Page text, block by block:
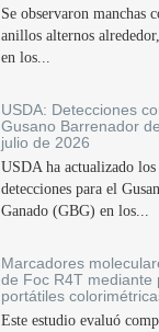
Se observaron manchas
anillos alternos
en los...
USDA: Detecciones
Gusano Barrenador
julio de 2026
USDA ha actualizado los
detecciones para el
Ganado (GBG) en los...
Marcadores
de Foc R4T mediante
portátiles
Este estudio evaluó